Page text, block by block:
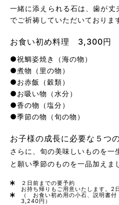
一緒に添えられる石は、歯が丈
でご祈祷していただいておりま
お食い初め料理 3,300円
●祝鯛姿焼き（海の物）
●煮物（里の物）
●お赤飯（穀類）
●お吸い物（水分）
●香の物（塩分）
●季節の物（旬の物）
お子様の成長に必要な５つ
さらに、旬の美味しいものを一
と願い季節のものを一品加えま
２日前までの要予約
お持ち帰りもご用意いたします。2
（ お食い初め用の小石、説明
3,240円）